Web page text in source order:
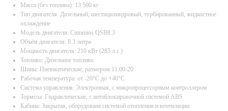
Масса (без топлива): 13 500 кг
Тип двигателя: Дизельный, шестицилиндровый, турбированный, жидкостное
охлаждение
Модель двигателя: Cummins QSB8.3
Объём двигателя: 8.3 литра
Мощность двигателя: 210 кВт (285 л.с.)
Топливо: Дизельное топливо
Шины: Пневматические, размером 11.00-20
Рабочая температура: от -20°C до +40°C
Система управления: Электронная, с микропроцессорным контроллером
Тормоза: Гидравлические, с антиблокировочной системой ABS
Кабина: Закрытая, оборудована системой отопления и вентиляции